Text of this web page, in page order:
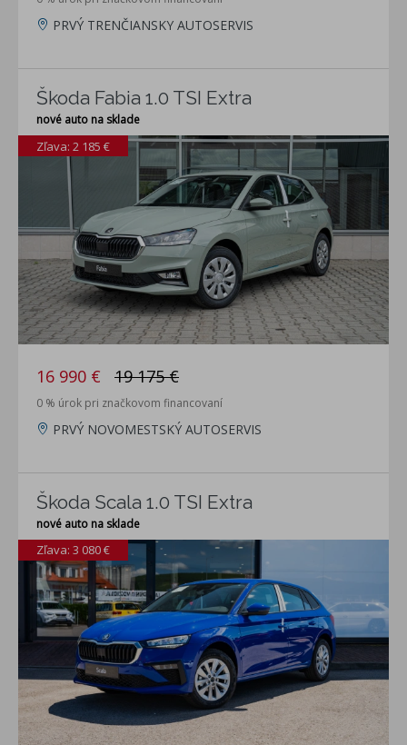
PRVÝ TRENČIANSKY AUTOSERVIS
Škoda Fabia 1.0 TSI Extra
nové auto na sklade
Zľava: 2 185 €
16 990 € 19 175 €
0 % úrok pri značkovom financovaní
PRVÝ NOVOMESTSKÝ AUTOSERVIS
Škoda Scala 1.0 TSI Extra
nové auto na sklade
Zľava: 3 080 €